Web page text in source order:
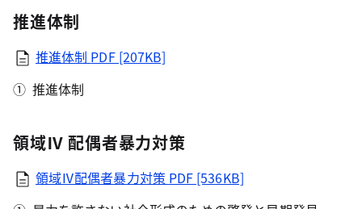
推進体制
推進体制 PDF [207KB]
推進体制
領域Ⅳ 配偶者暴力対策
領域Ⅳ配偶者暴力対策 PDF [536KB]